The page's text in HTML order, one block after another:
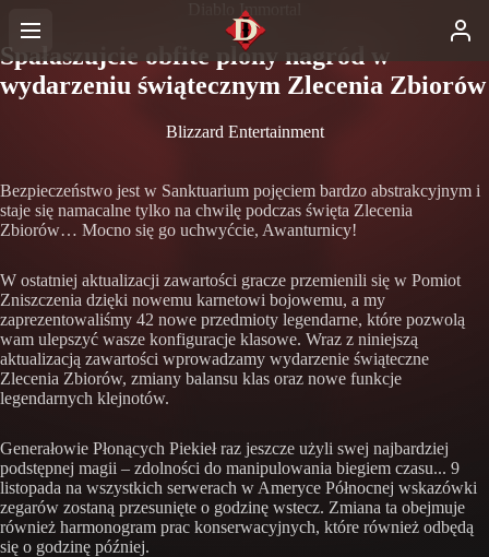
Diablo Immortal
Spałaszujcie obfite plony nagród w
wydarzeniu świątecznym Zlecenia Zbiorów
Blizzard Entertainment
Bezpieczeństwo jest w Sanktuarium pojęciem bardzo abstrakcyjnym i
staje się namacalne tylko na chwilę podczas święta Zlecenia
Zbiorów… Mocno się go uchwyćcie, Awanturnicy!
W ostatniej aktualizacji zawartości gracze przemienili się w Pomiot
Zniszczenia dzięki nowemu karnetowi bojowemu, a my
zaprezentowaliśmy 42 nowe przedmioty legendarne, które pozwolą
wam ulepszyć wasze konfiguracje klasowe. Wraz z niniejszą
aktualizacją zawartości wprowadzamy wydarzenie świąteczne
Zlecenia Zbiorów, zmiany balansu klas oraz nowe funkcje
legendarnych klejnotów.
Generałowie Płonących Piekieł raz jeszcze użyli swej najbardziej
podstępnej magii – zdolności do manipulowania biegiem czasu... 9
listopada na wszystkich serwerach w Ameryce Północnej wskazówki
zegarów zostaną przesunięte o godzinę wstecz. Zmiana ta obejmuje
również harmonogram prac konserwacyjnych, które również odbędą
się o godzinę później.